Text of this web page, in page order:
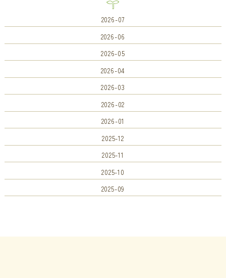
2026-07
2026-06
2026-05
2026-04
2026-03
2026-02
2026-01
2025-12
2025-11
2025-10
2025-09